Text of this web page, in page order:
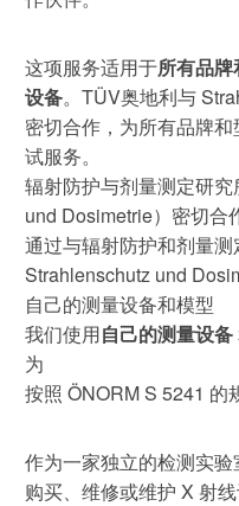
电子电气服务
贸易 & 商业
通信技术
机械
市政设施
这项服务适用于所有品
设备。TÜV奥地利与
密切合作，为所有品牌
试服务。
辐射防护与剂量测定研
und Dosimetrie）密切合
通过与辐射防护和剂量
Strahlenschutz und
自己的测量设备和模型
我们使用自己的测量设备
为
按照 ÖNORM S 5241 的
作为一家独立的检测实
购买、维修或维护 X 射